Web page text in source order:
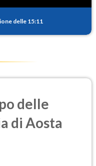
delle 15:11
delle
di Aosta